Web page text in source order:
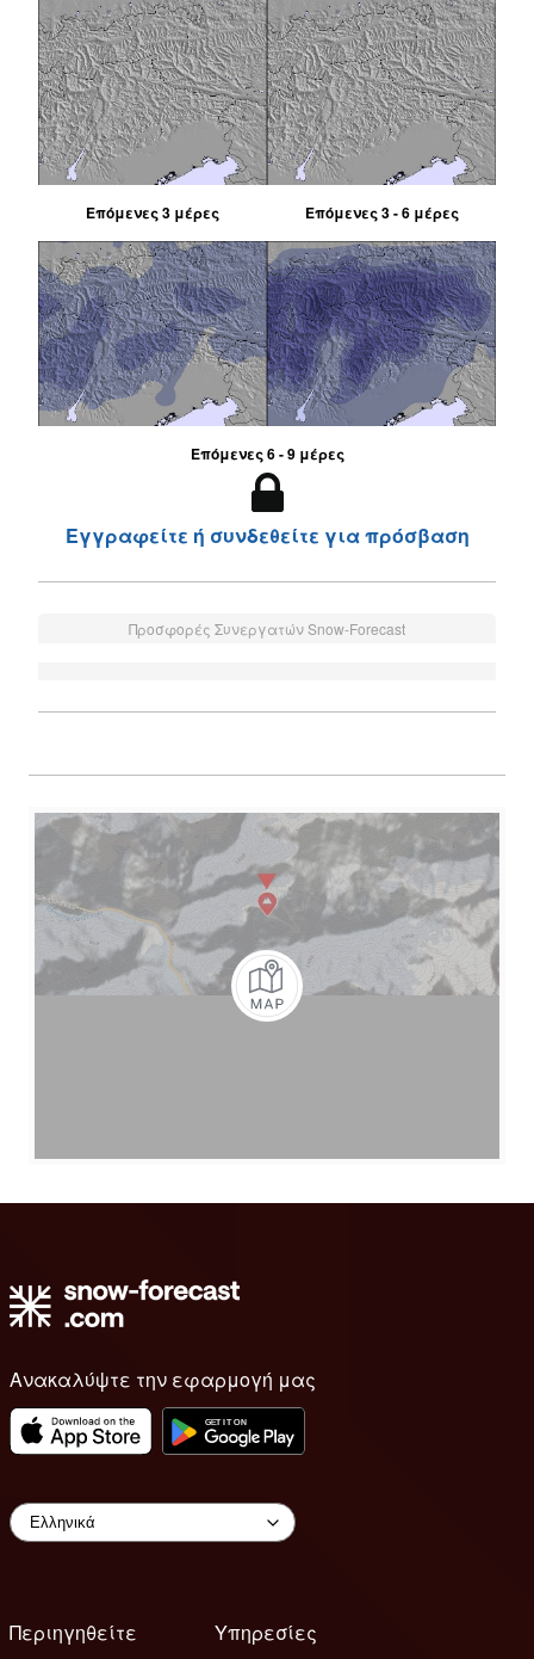
Επόμενες 3 μέρες Επόμενες 3 - 6 μέρες
Επόμενες 6 - 9 μέρες
Εγγραφείτε ή συνδεθείτε για πρόσβαση
Προσφορές Συνεργατών Snow-Forecast
Ανακαλύψτε την εφαρμογή μας
Περιηγηθείτε
Υπηρεσίες